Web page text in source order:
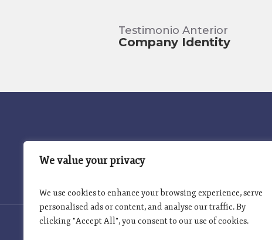
We value your privacy
We use cookies to enhance your browsing experience, serve
personalised ads or content, and analyse our traffic. By
clicking "Accept All", you consent to our use of cookies.
Company Identity
Testimonio Anterior
INICIO PROGRAMA INSIGNIA